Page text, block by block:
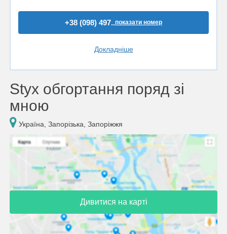
+38 (098) 497..показати номер
Докладніше
Styx обгортання поряд зі
мною
Україна, Запорізька, Запоріжжя
Дивитися на карті